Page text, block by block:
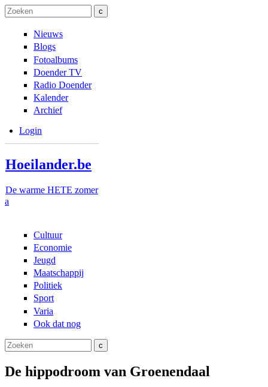
Overslaan en naar de inhoud gaan
Skip to navigation
Zoeken
Nieuws
Blogs
Fotoalbums
Doender TV
Radio Doender
Kalender
Archief
Login
Hoeilander.be
De warme HETE zomer
a
Cultuur
Economie
Jeugd
Maatschappij
Politiek
Sport
Varia
Ook dat nog
Zoeken
De hippodroom van Groenendaal